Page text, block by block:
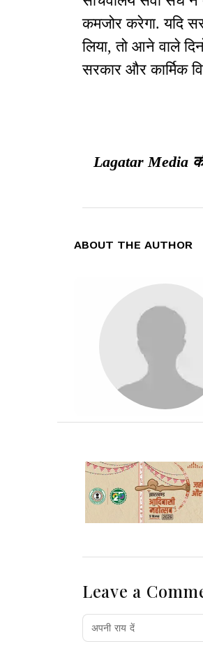
कमजोर करेगा. यदि
लिया, तो आने वाले
सरकार और कार्मिक
Lagatar Media
ABOUT THE AUTHOR
Leave a